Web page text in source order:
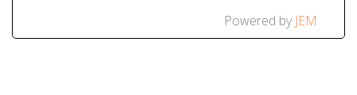
Powered by JEM